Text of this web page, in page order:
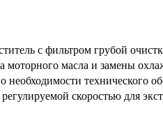
с фильтром грубой
моторного масла и замены
технического
скоростью для